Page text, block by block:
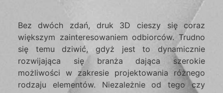
Bez dwóch zdań, druk 3D cieszy się coraz
większym zainteresowaniem odbiorców. Trudno
się temu dziwić, gdyż jest to dynamicznie
rozwijająca się branża dająca szerokie
możliwości w zakresie projektowania różnego
rodzaju elementów. Niezależnie od tego czy